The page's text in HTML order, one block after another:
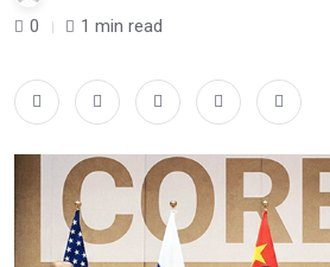
0
1 min read